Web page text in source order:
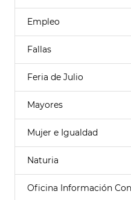
Empleo
Fallas
Feria de Julio
Mayores
Mujer e Igualdad
Naturia
Oficina Información